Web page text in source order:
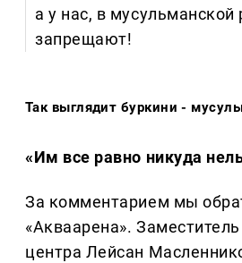
а у нас, в мусульманской
запрещают!
Так выглядит буркини -
«Им все равно никуда
За комментарием мы
«Акваарена».
центра Лейсан